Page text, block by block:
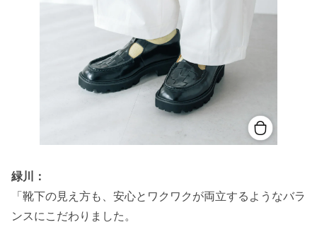
緑川：
「靴下の見え方も、安心とワクワクが両立するようなバラ
ンスにこだわりました。